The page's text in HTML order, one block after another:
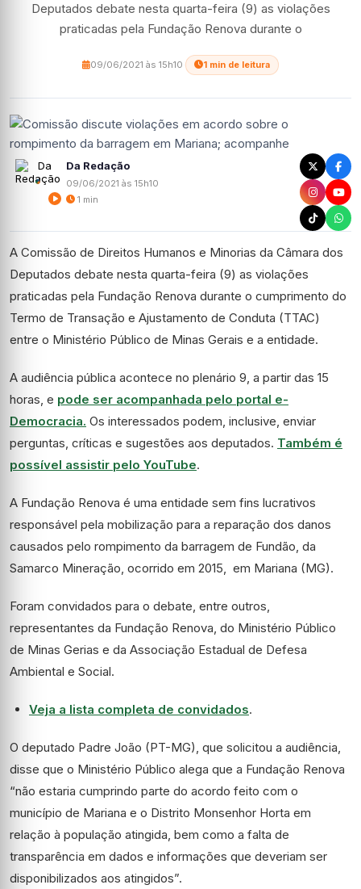
Deputados debate nesta quarta-feira (9) as violações
praticadas pela Fundação Renova durante o
09/06/2021 às 15h10 1 min de leitura
Da Redação
09/06/2021 às 15h10
1 min
A Comissão de Direitos Humanos e Minorias da Câmara dos
Deputados debate nesta quarta-feira (9) as violações
praticadas pela Fundação Renova durante o cumprimento do
Termo de Transação e Ajustamento de Conduta (TTAC)
entre o Ministério Público de Minas Gerais e a entidade.
A audiência pública acontece no plenário 9, a partir das 15
horas, e pode ser acompanhada pelo portal e-
Democracia. Os interessados podem, inclusive, enviar
perguntas, críticas e sugestões aos deputados. Também é
possível assistir pelo YouTube.
A Fundação Renova é uma entidade sem fins lucrativos
responsável pela mobilização para a reparação dos danos
causados pelo rompimento da barragem de Fundão, da
Samarco Mineração, ocorrido em 2015, em Mariana (MG).
Foram convidados para o debate, entre outros,
representantes da Fundação Renova, do Ministério Público
de Minas Gerias e da Associação Estadual de Defesa
Ambiental e Social.
Veja a lista completa de convidados.
O deputado Padre João (PT-MG), que solicitou a audiência,
disse que o Ministério Público alega que a Fundação Renova
“não estaria cumprindo parte do acordo feito com o
município de Mariana e o Distrito Monsenhor Horta em
relação à população atingida, bem como a falta de
transparência em dados e informações que deveriam ser
disponibilizados aos atingidos”.